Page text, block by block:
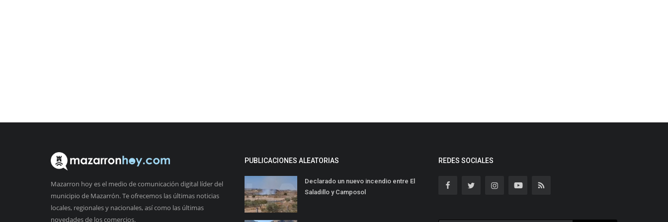
Mazarron hoy es el medio de comunicación digital líder del
municipio de Mazarrón. Te ofrecemos las últimas noticias
locales, regionales y nacionales, así como las últimas
novedades de los comercios.
PUBLICACIONES ALEATORIAS
Declarado un nuevo incendio entre El
Saladillo y Camposol
REDES SOCIALES